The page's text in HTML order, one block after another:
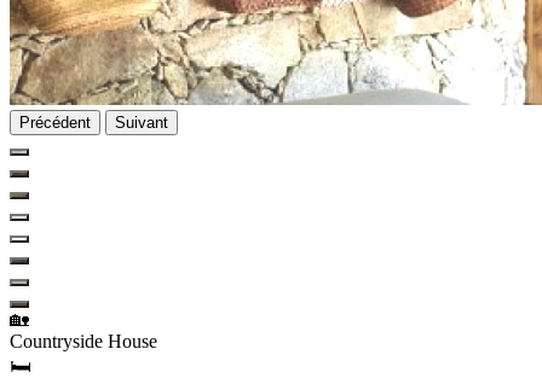
Précédent Suivant
🏡
Countryside House
🛏